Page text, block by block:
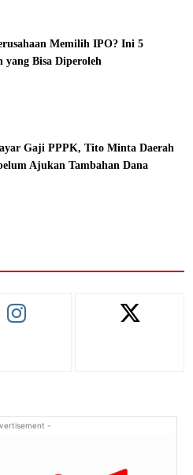
Memilih IPO? Ini 5
yang Bisa Diperoleh
Gaji PPPK, Tito Minta Daerah
Ajukan Tambahan Dana
-